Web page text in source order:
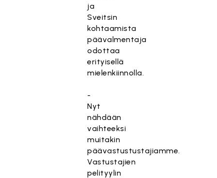
ja
Sveitsin
kohtaamista
päävalmentaja
odottaa
erityisellä
mielenkiinnolla.
-
Nyt
nähdään
vaihteeksi
muitakin
päävastustustajiamme.
Vastustajien
pelityylin